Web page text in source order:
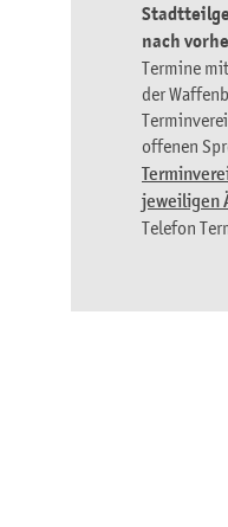
nach
Termine
der
offenen
jeweiligen
Telefon